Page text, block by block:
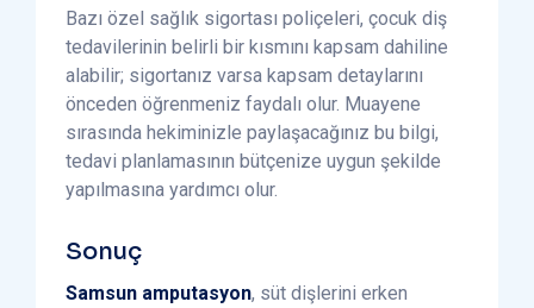
Bazı özel sağlık sigortası poliçeleri, çocuk diş
tedavilerinin belirli bir kısmını kapsam dahiline
alabilir; sigortanız varsa kapsam detaylarını
önceden öğrenmeniz faydalı olur. Muayene
sırasında hekiminizle paylaşacağınız bu bilgi,
tedavi planlamasının bütçenize uygun şekilde
yapılmasına yardımcı olur.
Sonuç
Samsun amputasyon, süt dişlerini erken